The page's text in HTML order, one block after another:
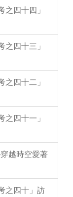
之四十四」
之四十三」
之四十二」
之四十一」
越時空愛著
之四十」訪